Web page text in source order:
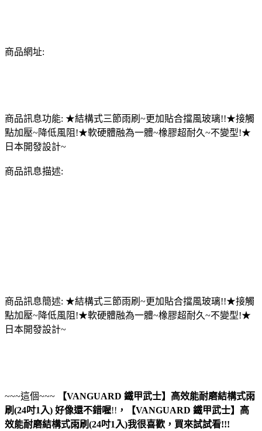
商品網址:
商品訊息功能: ★結構式三節雨刷~更加貼合擋風玻璃!!★接觸
點加壓~降低風阻!★軟硬體融為一體~橡膠超耐久~不變型!★
日本開發設計~
商品訊息描述:
商品訊息簡述: ★結構式三節雨刷~更加貼合擋風玻璃!!★接觸
點加壓~降低風阻!★軟硬體融為一體~橡膠超耐久~不變型!★
日本開發設計~
~~~這個~~~
【VANGUARD 鐵甲武士】高效能耐磨結構式雨
刷(24吋1入) 好像還不錯喔!! ，
【VANGUARD 鐵甲武士】高
效能耐磨結構式雨刷(24吋1入)我很喜歡，買來試試看!!!